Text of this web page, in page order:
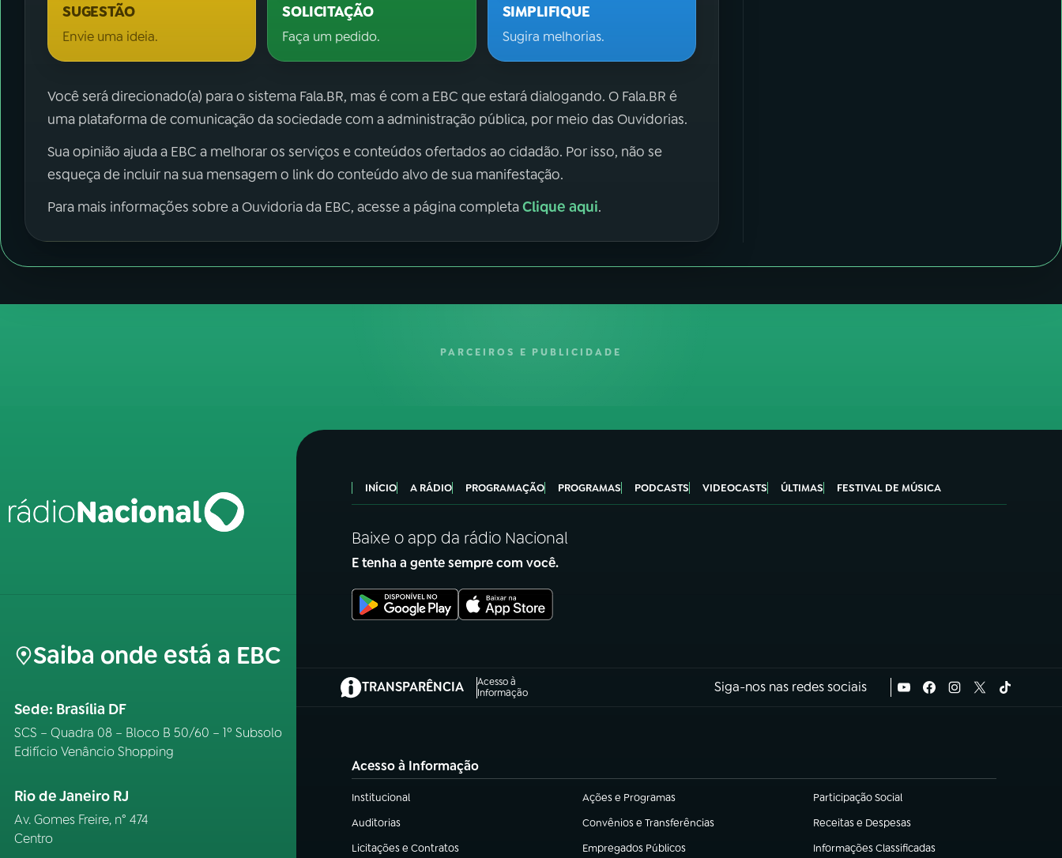
SUGESTÃO
Envie uma ideia.
SOLICITAÇÃO
Faça um pedido.
SIMPLIFIQUE
Sugira melhorias.
Você será direcionado(a) para o sistema Fala.BR, mas é com a EBC que estará dialogando. O Fala.BR é
uma plataforma de comunicação da sociedade com a administração pública, por meio das Ouvidorias.
Sua opinião ajuda a EBC a melhorar os serviços e conteúdos ofertados ao cidadão. Por isso, não se
esqueça de incluir na sua mensagem o link do conteúdo alvo de sua manifestação.
Para mais informações sobre a Ouvidoria da EBC, acesse a página completaClique aqui.
PARCEIROS E PUBLICIDADE
Saiba onde está a EBC
Sede: Brasília DF
SCS – Quadra 08 – Bloco B 50/60 – 1º Subsolo
Edifício Venâncio Shopping
Rio de Janeiro RJ
Av. Gomes Freire, n° 474
Centro
INÍCIO A RÁDIO PROGRAMAÇÃO PROGRAMAS PODCASTS VIDEOCASTS ÚLTIMAS FESTIVAL DE MÚSICA
Baixe o app da rádio Nacional
E tenha a gente sempre com você.
TRANSPARÊNCIA
Acesso à
Informação
(abre em nova aba) Siga-nos nas redes sociais
Acesso à Informação
Institucional
(abre em nova aba) Ações e Programas
(abre em nova aba) Participação Social
(abre em nova aba)
Auditorias
(abre em nova aba) Convênios e Transferências
(abre em nova aba) Receitas e Despesas
(abre em nova aba)
Licitações e Contratos
(abre em nova aba) Empregados Públicos
(abre em nova aba) Informações Classificadas
(abre em nova aba)